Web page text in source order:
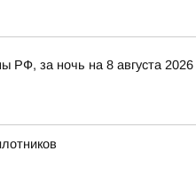
за ночь на 8 августа